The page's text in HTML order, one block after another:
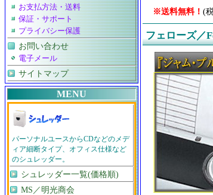
※送料無料！ (
フェローズ／
お支払方法・送料
保証・サポート
プライバシー保護
お問い合わせ
電子メール
サイトマップ
MENU
パーソナルユースからCDなどのメデ
ィア細断タイプ、オフィス仕様など
のシュレッダー。
シュレッダー一覧(価格順)
MS／明光商会